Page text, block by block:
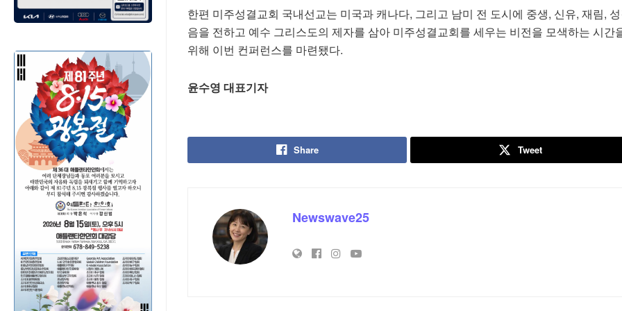
한편 미주성결교회 국내선교는 미국과 캐나다, 그리고 남미 전 도시에 중생, 신유, 재림,
음을 전하고 예수 그리스도의 제자를 삼아 미주성결교회를 세우는 비전을 모색하는 시간
위해 이번 컨퍼런스를 마련됐다.
윤수영 대표기자
Share Tweet
Newswave25